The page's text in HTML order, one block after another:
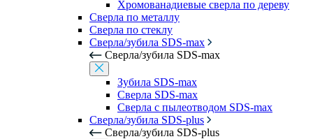
Хромованадиевые сверла по дереву
Сверла по металлу
Сверла по стеклу
Сверла/зубила SDS-max
Сверла/зубила SDS-max
Зубила SDS-max
Сверла SDS-max
Сверла с пылеотводом SDS-max
Сверла/зубила SDS-plus
Сверла/зубила SDS-plus